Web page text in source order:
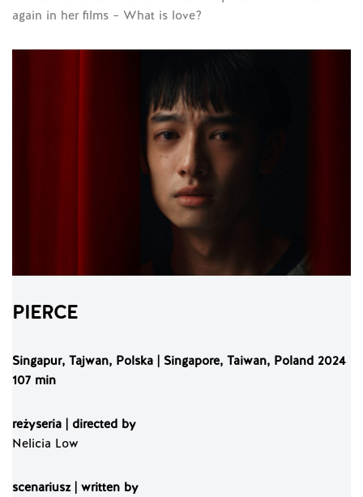
again in her films – What is love?
PIERCE
Singapur, Tajwan, Polska | Singapore, Taiwan, Poland 2024
107 min
reżyseria | directed by
Nelicia Low
scenariusz | written by